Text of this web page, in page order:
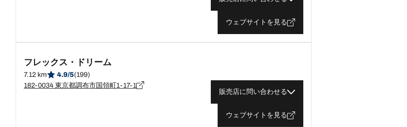
ウェブサイトを見る
フレックス・ドリーム
7.12 km 4.9/5(199)
182-0034 東京都調布市国領町1-17-1
販売店に問い合わせる
ウェブサイトを見る